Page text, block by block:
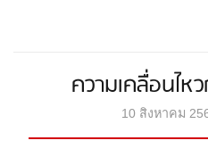
ความเคลื่อนไ
10 สิงหาคม